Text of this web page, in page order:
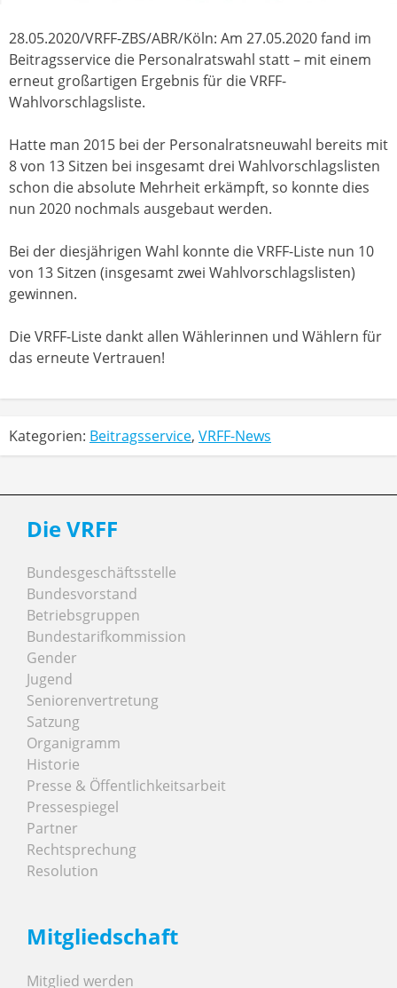
28.05.2020/VRFF-ZBS/ABR/Köln: Am 27.05.2020 fand im
Beitragsservice die Personalratswahl statt – mit einem
erneut großartigen Ergebnis für die VRFF-
Wahlvorschlagsliste.
Hatte man 2015 bei der Personalratsneuwahl bereits mit
8 von 13 Sitzen bei insgesamt drei Wahlvorschlagslisten
schon die absolute Mehrheit erkämpft, so konnte dies
nun 2020 nochmals ausgebaut werden.
Bei der diesjährigen Wahl konnte die VRFF-Liste nun 10
von 13 Sitzen (insgesamt zwei Wahlvorschlagslisten)
gewinnen.
Die VRFF-Liste dankt allen Wählerinnen und Wählern für
das erneute Vertrauen!
Kategorien: Beitragsservice, VRFF-News
Die VRFF
Bundesgeschäftsstelle
Bundesvorstand
Betriebsgruppen
Bundestarifkommission
Gender
Jugend
Seniorenvertretung
Satzung
Organigramm
Historie
Presse & Öffentlichkeitsarbeit
Pressespiegel
Partner
Rechtsprechung
Resolution
Mitgliedschaft
Mitglied werden